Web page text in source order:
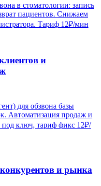
в стоматологии: запись
пациентов. Снижаем
Тариф 12₽/мин
и
для обзвона базы
Автоматизация продаж и
ключ, тариф фикс 12₽/
и рынка